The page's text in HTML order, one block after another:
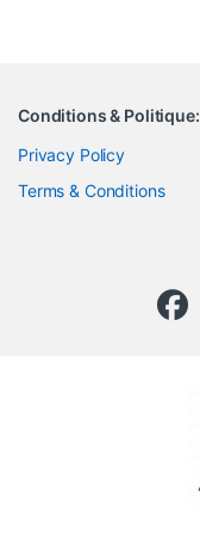
Conditions & Politique:
Privacy Policy
Terms & Conditions